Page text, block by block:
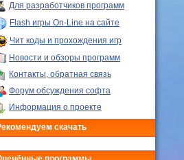
Для разработчиков программ
Flash игры On-Line на сайте
Чит коды и прохождения игр
Новости и обзоры программ
Контакты, обратная связь
Форум обсуждения софта
Информация о проекте
скачать